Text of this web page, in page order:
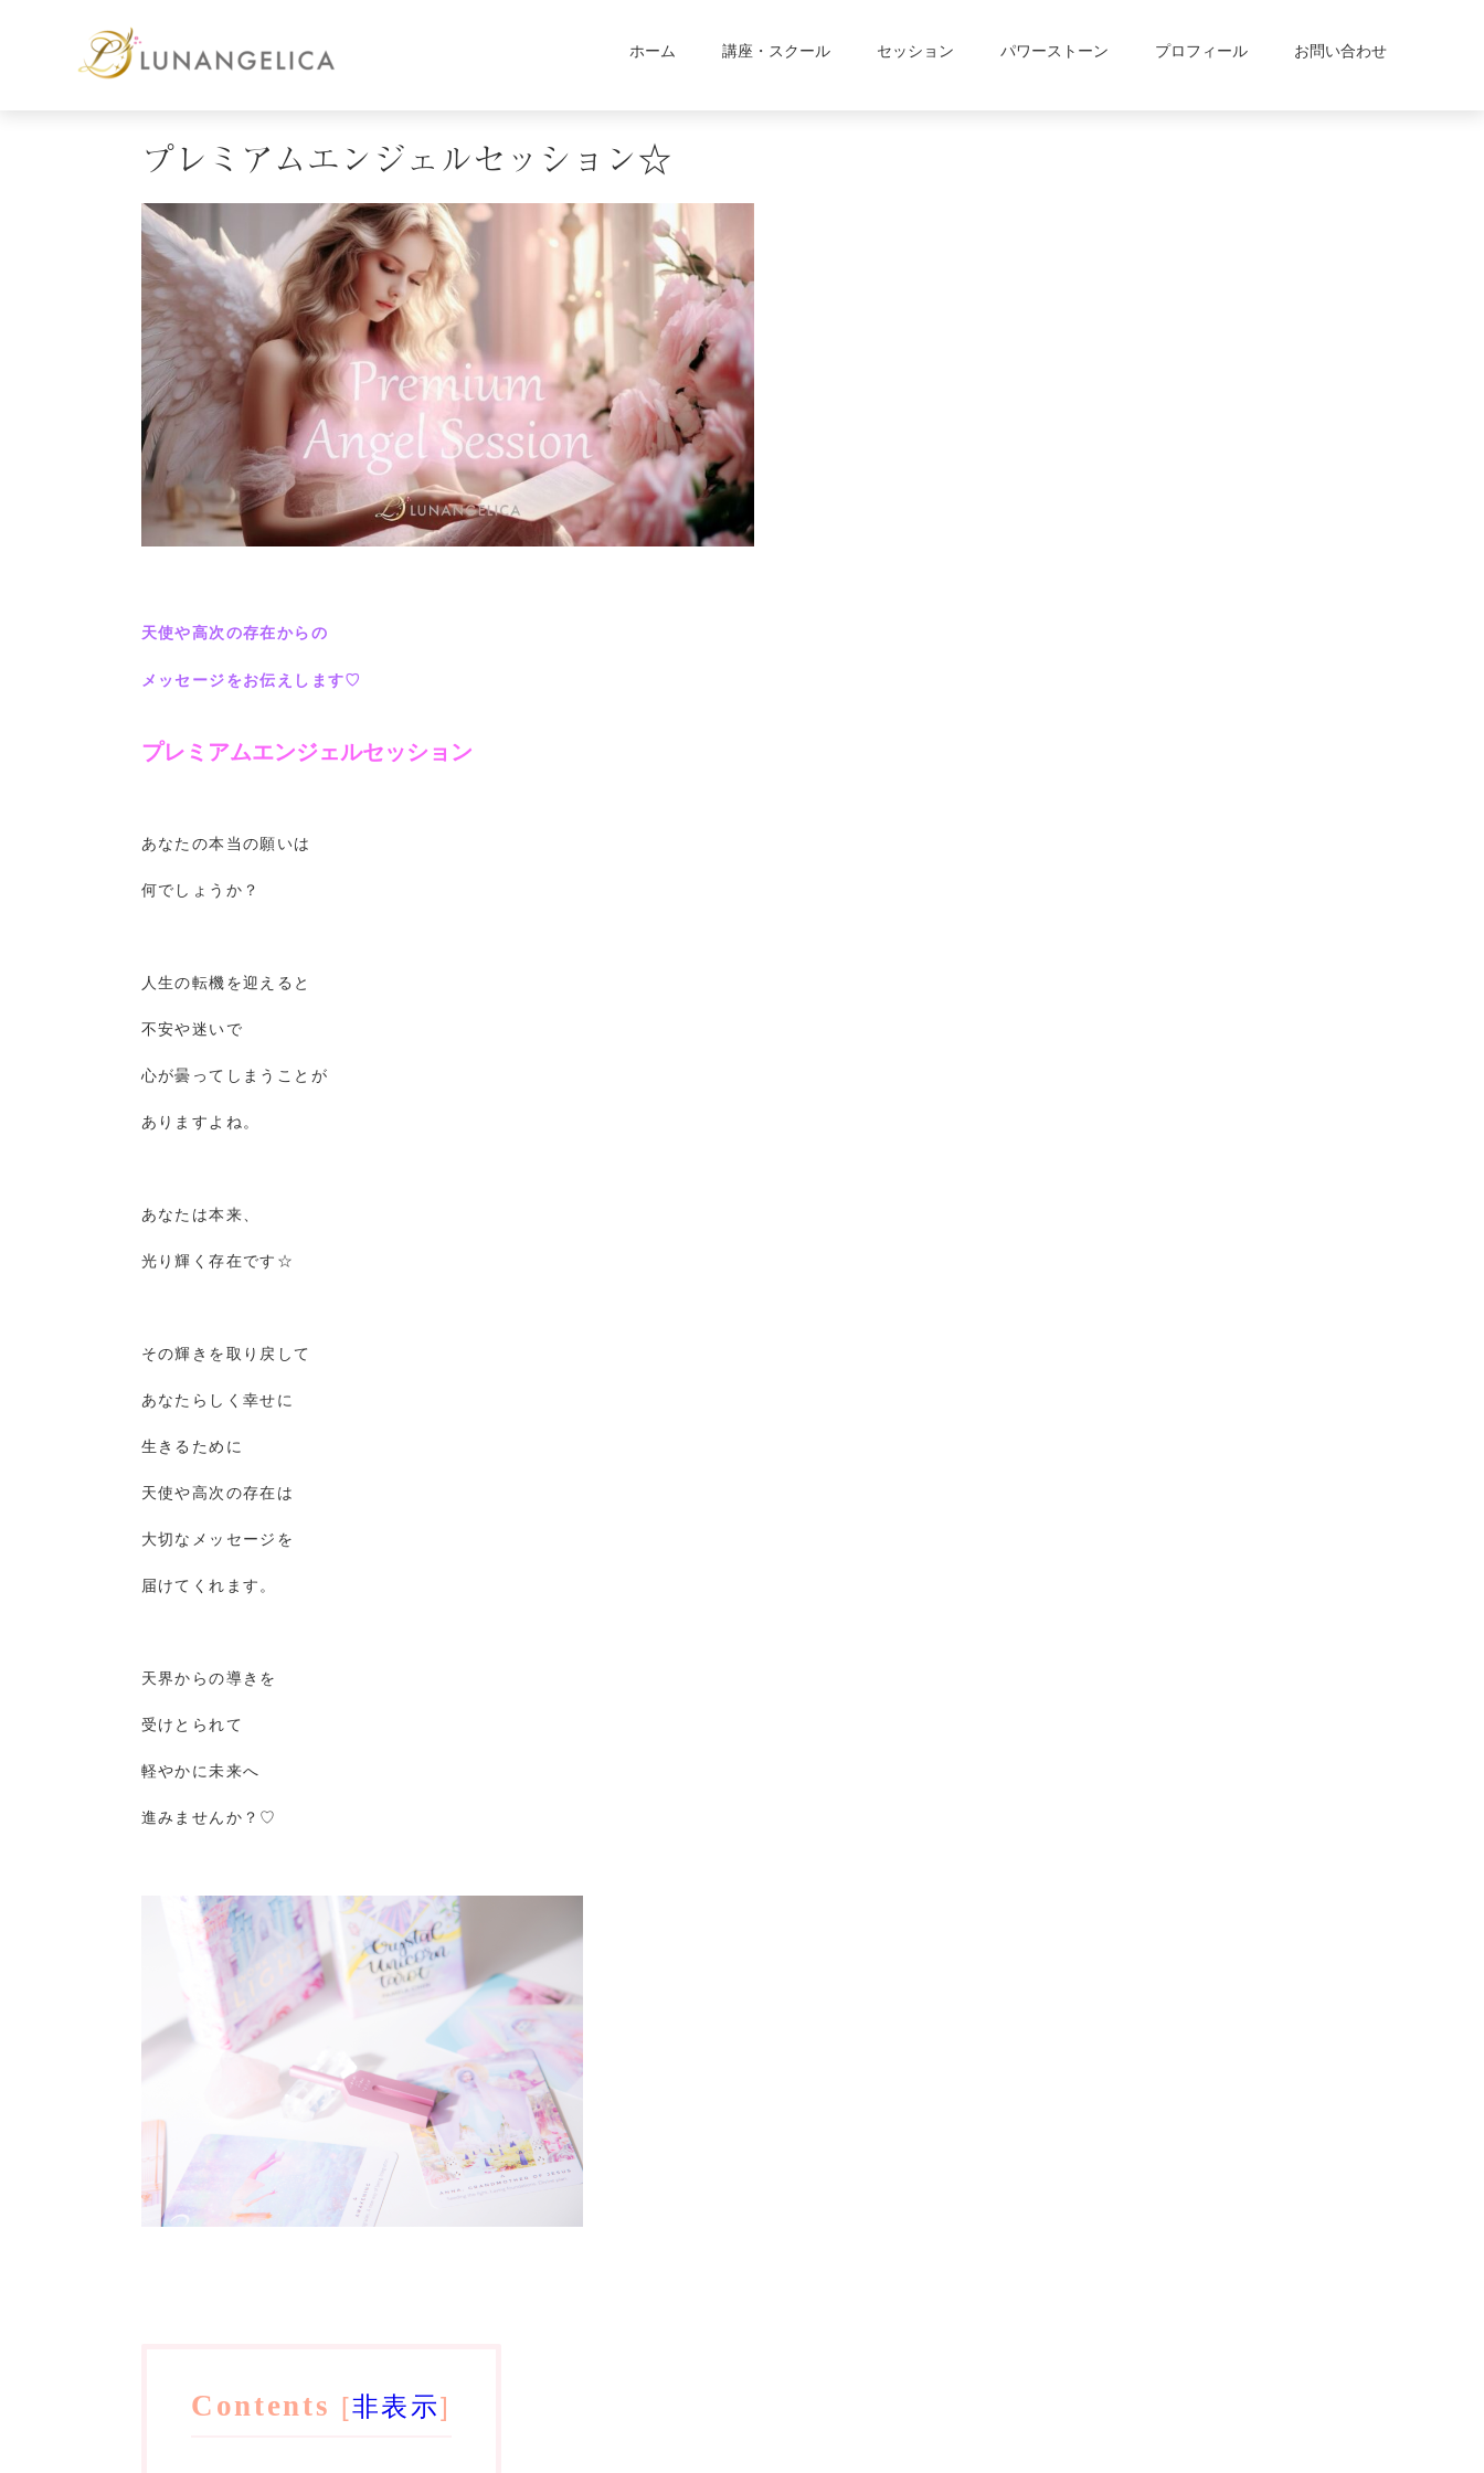
ホーム 講座・スクール セッション パワーストーン プロフィール お問い合わせ
プレミアムエンジェルセッション☆
天使や高次の存在からの
メッセージをお伝えします♡
プレミアムエンジェルセッション
あなたの本当の願いは
何でしょうか？
人生の転機を迎えると
不安や迷いで
心が曇ってしまうことが
ありますよね。
あなたは本来、
光り輝く存在です☆
その輝きを取り戻して
あなたらしく幸せに
生きるために
天使や高次の存在は
大切なメッセージを
届けてくれます。
天界からの導きを
受けとられて
軽やかに未来へ
進みませんか？♡
Contents [非表示]